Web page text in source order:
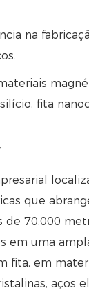
na
fita
que
70.000
em uma
fita, em
aços